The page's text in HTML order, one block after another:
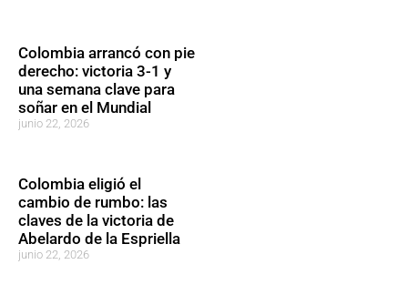
Colombia arrancó con pie
derecho: victoria 3-1 y
una semana clave para
soñar en el Mundial
junio 22, 2026
Colombia eligió el
cambio de rumbo: las
claves de la victoria de
Abelardo de la Espriella
junio 22, 2026